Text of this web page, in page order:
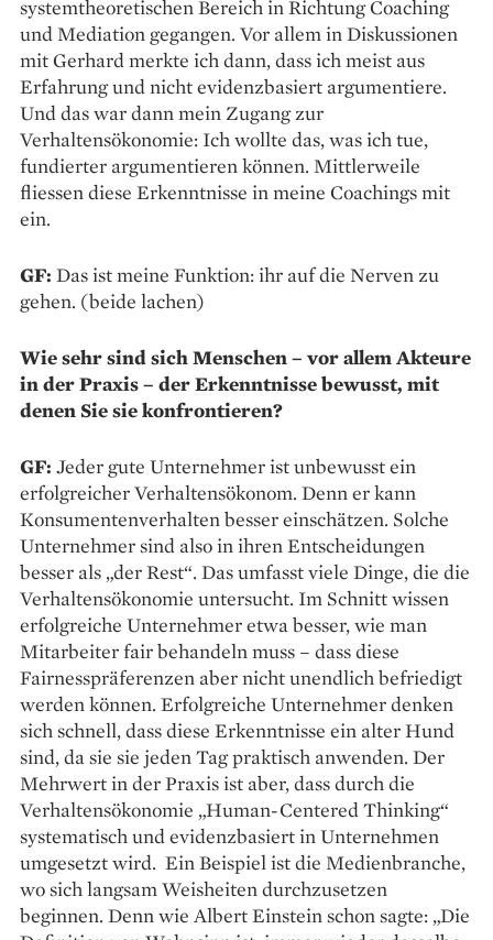
systemtheoretischen Bereich in Richtung Coaching
und Mediation gegangen. Vor allem in Diskussionen
mit Gerhard merkte ich dann, dass ich meist aus
Erfahrung und nicht evidenzbasiert argumentiere.
Und das war dann mein Zugang zur
Verhaltensökonomie: Ich wollte das, was ich tue,
fundierter argumentieren können. Mittlerweile
fliessen diese Erkenntnisse in meine Coachings mit
ein.
GF: Das ist meine Funktion: ihr auf die Nerven zu
gehen. (beide lachen)
Wie sehr sind sich Menschen – vor allem Akteure
in der Praxis – der Erkenntnisse bewusst, mit
denen Sie sie konfrontieren?
GF: Jeder gute Unternehmer ist unbewusst ein
erfolgreicher Verhaltensökonom. Denn er kann
Konsumentenverhalten besser einschätzen. Solche
Unternehmer sind also in ihren Entscheidungen
besser als „der Rest“. Das umfasst viele Dinge, die die
Verhaltensökonomie untersucht. Im Schnitt wissen
erfolgreiche Unternehmer etwa besser, wie man
Mitarbeiter fair behandeln muss – dass diese
Fairnesspräferenzen aber nicht unendlich befriedigt
werden können. Erfolgreiche Unternehmer denken
sich schnell, dass diese Erkenntnisse ein alter Hund
sind, da sie sie jeden Tag praktisch anwenden. Der
Mehrwert in der Praxis ist aber, dass durch die
Verhaltensökonomie „Human-Centered Thinking“
systematisch und evidenzbasiert in Unternehmen
umgesetzt wird. Ein Beispiel ist die Medienbranche,
wo sich langsam Weisheiten durchzusetzen
beginnen. Denn wie Albert Einstein schon sagte: „Die